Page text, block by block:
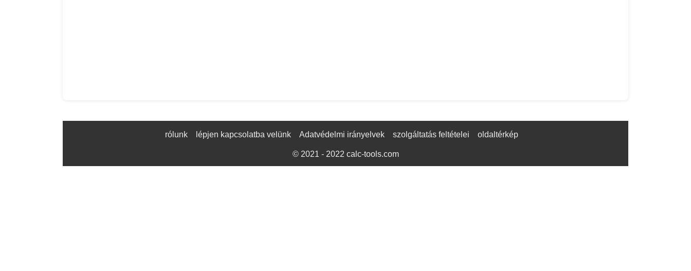
rólunk lépjen kapcsolatba velünk Adatvédelmi irányelvek szolgáltatás feltételei oldaltérkép
© 2021 - 2022 calc-tools.com